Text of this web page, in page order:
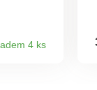
4 ks